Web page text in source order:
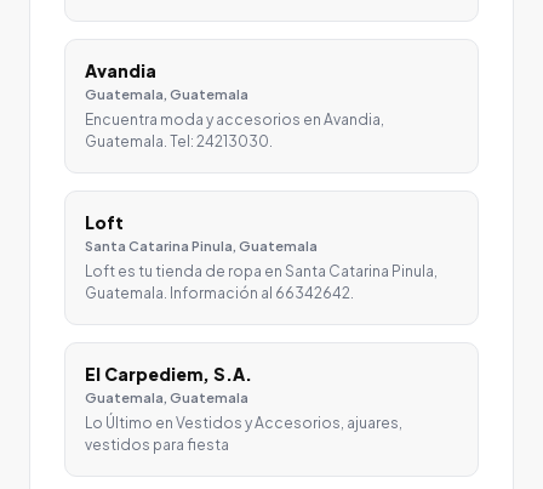
Avandia
Guatemala, Guatemala
Encuentra moda y accesorios en Avandia,
Guatemala. Tel: 24213030.
Loft
Santa Catarina Pinula, Guatemala
Loft es tu tienda de ropa en Santa Catarina Pinula,
Guatemala. Información al 66342642.
El Carpediem, S.A.
Guatemala, Guatemala
Lo Último en Vestidos y Accesorios, ajuares,
vestidos para fiesta